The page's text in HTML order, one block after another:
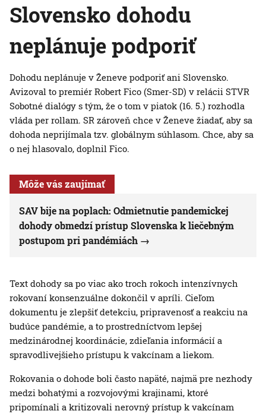
Slovensko dohodu
neplánuje podporiť
Dohodu neplánuje v Ženeve podporiť ani Slovensko.
Avizoval to premiér Robert Fico (Smer-SD) v relácii STVR
Sobotné dialógy s tým, že o tom v piatok (16. 5.) rozhodla
vláda per rollam. SR zároveň chce v Ženeve žiadať, aby sa
dohoda neprijímala tzv. globálnym súhlasom. Chce, aby sa
o nej hlasovalo, doplnil Fico.
Môže vás zaujímať
SAV bije na poplach: Odmietnutie pandemickej
dohody obmedzí prístup Slovenska k liečebným
postupom pri pandémiách
Text dohody sa po viac ako troch rokoch intenzívnych
rokovaní konsenzuálne dokončil v apríli. Cieľom
dokumentu je zlepšiť detekciu, pripravenosť a reakciu na
budúce pandémie, a to prostredníctvom lepšej
medzinárodnej koordinácie, zdieľania informácií a
spravodlivejšieho prístupu k vakcínam a liekom.
Rokovania o dohode boli často napäté, najmä pre nezhody
medzi bohatými a rozvojovými krajinami, ktoré
pripomínali a kritizovali nerovný prístup k vakcínam